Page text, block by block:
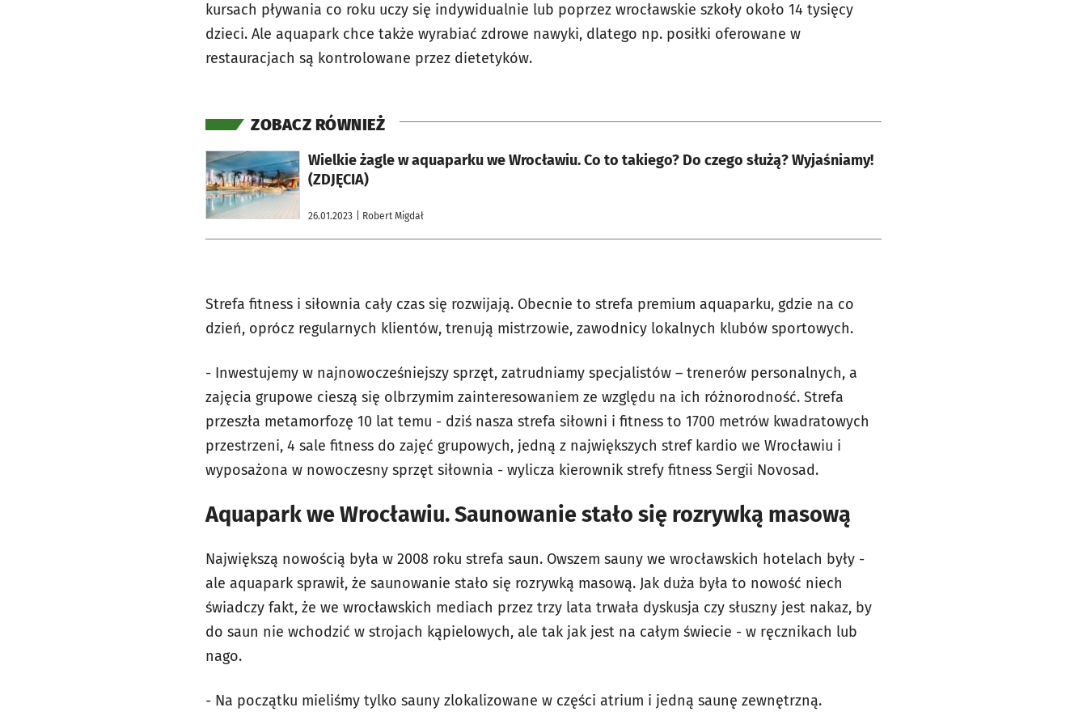
kursach pływania co roku uczy się indywidualnie lub poprzez wrocławskie szkoły około 14 tysięcy
dzieci. Ale aquapark chce także wyrabiać zdrowe nawyki, dlatego np. posiłki oferowane w
restauracjach są kontrolowane przez dietetyków.
ZOBACZ RÓWNIEŻ
Wielkie żagle w aquaparku we Wrocławiu. Co to takiego? Do czego służą? Wyjaśniamy!
(ZDJĘCIA)
26.01.2023 | Robert Migdał
otworzy się w nowej karcie
Strefa fitness i siłownia cały czas się rozwijają. Obecnie to strefa premium aquaparku, gdzie na co
dzień, oprócz regularnych klientów, trenują mistrzowie, zawodnicy lokalnych klubów sportowych.
- Inwestujemy w najnowocześniejszy sprzęt, zatrudniamy specjalistów – trenerów personalnych, a
zajęcia grupowe cieszą się olbrzymim zainteresowaniem ze względu na ich różnorodność. Strefa
przeszła metamorfozę 10 lat temu - dziś nasza strefa siłowni i fitness to 1700 metrów kwadratowych
przestrzeni, 4 sale fitness do zajęć grupowych, jedną z największych stref kardio we Wrocławiu i
wyposażona w nowoczesny sprzęt siłownia - wylicza kierownik strefy fitness Sergii Novosad.
Aquapark we Wrocławiu. Saunowanie stało się rozrywką masową
Największą nowością była w 2008 roku strefa saun. Owszem sauny we wrocławskich hotelach były -
ale aquapark sprawił, że saunowanie stało się rozrywką masową. Jak duża była to nowość niech
świadczy fakt, że we wrocławskich mediach przez trzy lata trwała dyskusja czy słuszny jest nakaz, by
do saun nie wchodzić w strojach kąpielowych, ale tak jak jest na całym świecie - w ręcznikach lub
nago.
- Na początku mieliśmy tylko sauny zlokalizowane w części atrium i jedną saunę zewnętrzną.